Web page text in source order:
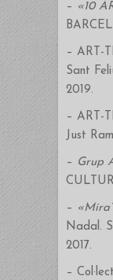
– «10
– ART-
Sant
2019.
– ART-
Just
– Grup
–
Nadal.
2017.
–